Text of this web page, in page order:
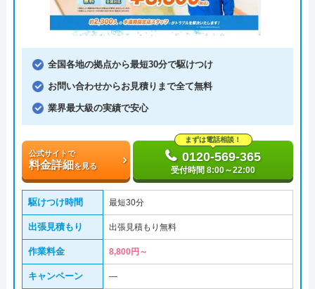
全国各地の拠点から最短30分で駆けつけ
お問い合わせからお見積りまで全て無料
業界最大級の実績で安心
公式サイトで
料金詳細を見る
まずは電話相談！
0120-569-365
受付時間 8:00～22:00
駆けつけ時間 最短30分
出張見積もり 出張見積もり無料
作業料金 8,800円～
キャンペーン ―